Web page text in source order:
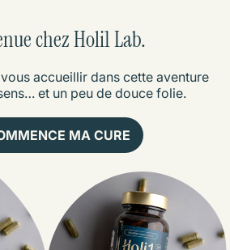
chez Holi1 Lab.
accueillir dans cette aventure
et un peu de douce folie.
MA CURE